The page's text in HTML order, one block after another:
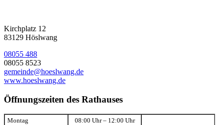
Kirchplatz 12
83129 Höslwang
08055 488
08055 8523
gemeinde@hoeslwang.de
www.hoeslwang.de
Öffnungszeiten des Rathauses
Montag 08:00 Uhr – 12:00 Uhr